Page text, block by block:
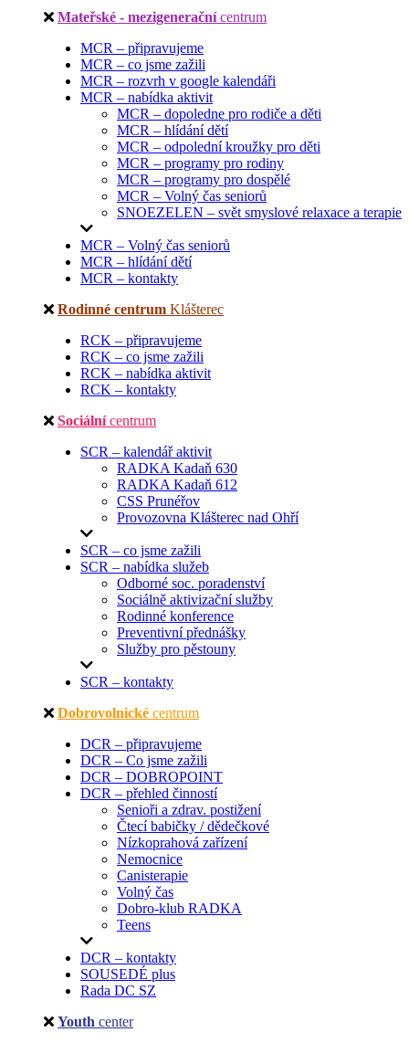
Mateřské - mezigenerační centrum
MCR – připravujeme
MCR – co jsme zažili
MCR – rozvrh v google kalendáři
MCR – nabídka aktivit
MCR – dopoledne pro rodiče a děti
MCR – hlídání dětí
MCR – odpolední kroužky pro děti
MCR – programy pro rodiny
MCR – programy pro dospělé
MCR – Volný čas seniorů
SNOEZELEN – svět smyslové relaxace a terapie
MCR – Volný čas seniorů
MCR – hlídání dětí
MCR – kontakty
Rodinné centrum Klášterec
RCK – připravujeme
RCK – co jsme zažili
RCK – nabídka aktivit
RCK – kontakty
Sociální centrum
SCR – kalendář aktivit
RADKA Kadaň 630
RADKA Kadaň 612
CSS Prunéřov
Provozovna Klášterec nad Ohří
SCR – co jsme zažili
SCR – nabídka služeb
Odborné soc. poradenství
Sociálně aktivizační služby
Rodinné konference
Preventivní přednášky
Služby pro pěstouny
SCR – kontakty
Dobrovolnické centrum
DCR – připravujeme
DCR – Co jsme zažili
DCR – DOBROPOINT
DCR – přehled činností
Senioři a zdrav. postižení
Čtecí babičky / dědečkové
Nízkoprahová zařízení
Nemocnice
Canisterapie
Volný čas
Dobro-klub RADKA
Teens
DCR – kontakty
SOUSEDÉ plus
Rada DC SZ
Youth center